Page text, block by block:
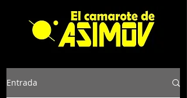
Entrada